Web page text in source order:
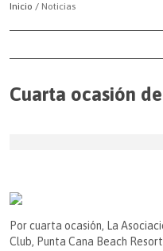
Inicio / Noticias
Cuarta ocasión
Por cuarta ocasión, La
Club, Punta Cana Beach